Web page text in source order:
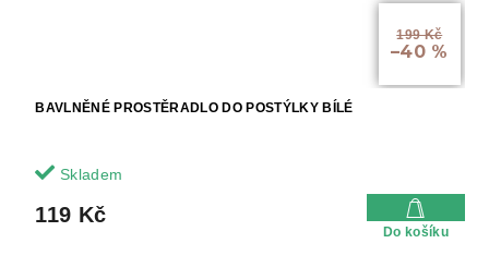
199 Kč
–40 %
BAVLNĚNÉ PROSTĚRADLO DO POSTÝLKY BÍLÉ
Skladem
119 Kč
Do košíku